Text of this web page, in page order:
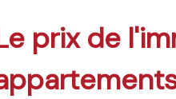
prix de